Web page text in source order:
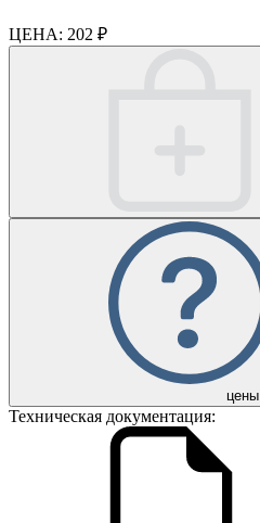
ЦЕНА: 202 ₽
цены
Техническая документация: